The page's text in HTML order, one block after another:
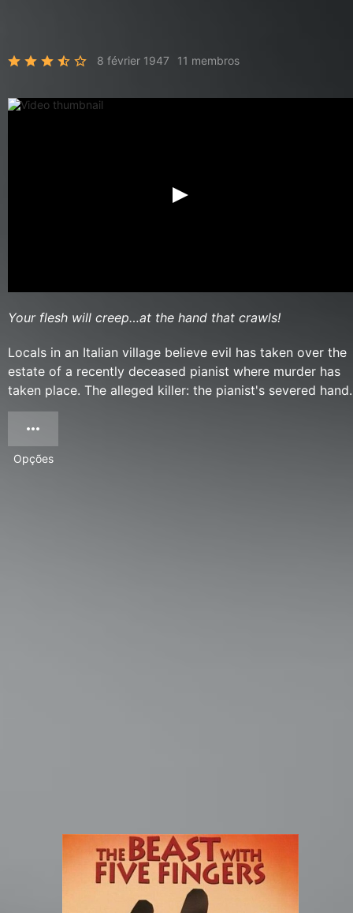
8 février 1947 11 membros
Your flesh will creep…at the hand that crawls!
Locals in an Italian village believe evil has taken over the
estate of a recently deceased pianist where murder has
taken place. The alleged killer: the pianist's severed hand.
Opções